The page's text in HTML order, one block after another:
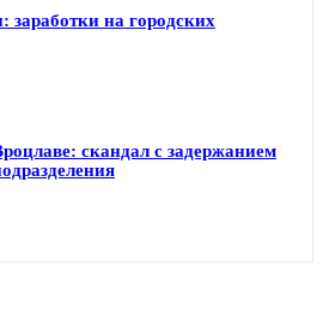
заработки на городских
скандал с задержанием